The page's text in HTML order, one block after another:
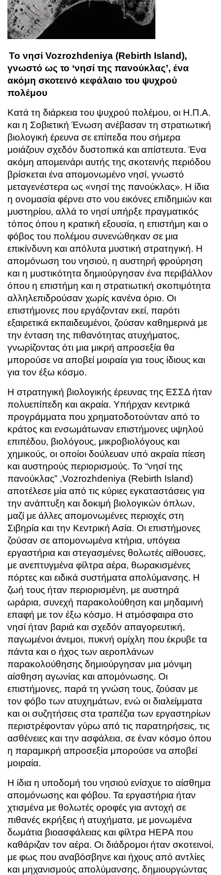
Το νησί Vozrozhdeniya (Rebirth Island),
γνωστό ως το ‘νησί της πανούκλας’, ένα
ακόμη σκοτεινό κεφάλαιο του ψυχρού
πολέμου
Κατά τη διάρκεια του ψυχρού πολέμου, οι Η.Π.Α.
και η Σοβιετική Ένωση ανέβασαν τη στρατιωτική
βιολογική έρευνα σε επίπεδα που σήμερα
μοιάζουν σχεδόν δυστοπικά και απίστευτα. Ένα
ακόμη απομεινάρι αυτής της σκοτεινής περιόδου
βρίσκεται ένα απομονωμένο νησί, γνωστό
μεταγενέστερα ως «νησί της πανούκλας». Η ίδια
η ονομασία φέρνει στο νου εικόνες επιδημιών και
μυστηρίου, αλλά το νησί υπήρξε πραγματικός
τόπος όπου η κρατική εξουσία, η επιστήμη και ο
φόβος του πολέμου συνενώθηκαν σε μια
επικίνδυνη και απόλυτα μυστική στρατηγική. Η
απομόνωση του νησιού, η αυστηρή φρούρηση
και η μυστικότητα δημιούργησαν ένα περιβάλλον
όπου η επιστήμη και η στρατιωτική σκοπιμότητα
αλληλεπιδρούσαν χωρίς κανένα όριο. Οι
επιστήμονες που εργάζονταν εκεί, παρότι
εξαιρετικά εκπαιδευμένοι, ζούσαν καθημερινά με
την ένταση της πιθανότητας ατυχήματος,
γνωρίζοντας ότι μια μικρή απροσεξία θα
μπορούσε να αποβεί μοιραία για τους ίδιους και
για τον έξω κόσμο.
Η στρατηγική βιολογικής έρευνας της ΕΣΣΔ ήταν
πολυεπίπεδη και ακραία. Υπήρχαν κεντρικά
προγράμματα που χρηματοδοτούνταν από το
κράτος και ενσωμάτωναν επιστήμονες υψηλού
επιπέδου, βιολόγους, μικροβιολόγους και
χημικούς, οι οποίοι δούλευαν υπό ακραία πίεση
και αυστηρούς περιορισμούς. Το “νησί της
πανούκλας” ,Vozrozhdeniya (Rebirth Island)
αποτέλεσε μία από τις κύριες εγκαταστάσεις για
την ανάπτυξη και δοκιμή βιολογικών όπλων,
μαζί με άλλες απομονωμένες περιοχές στη
Σιβηρία και την Κεντρική Ασία. Οι επιστήμονες
ζούσαν σε απομονωμένα κτήρια, υπόγεια
εργαστήρια και στεγασμένες θολωτές αίθουσες,
με ανεπτυγμένα φίλτρα αέρα, θωρακισμένες
πόρτες και ειδικά συστήματα απολύμανσης. Η
ζωή τους ήταν περιορισμένη, με αυστηρά
ωράρια, συνεχή παρακολούθηση και μηδαμινή
επαφή με τον έξω κόσμο. Η ατμόσφαιρα στο
νησί ήταν βαριά και σχεδόν απαγορευτική,
παγωμένοι άνεμοι, πυκνή ομίχλη που έκρυβε τα
πάντα και ο ήχος των αεροπλάνων
παρακολούθησης δημιούργησαν μια μόνιμη
αίσθηση αγωνίας και απομόνωσης. Οι
επιστήμονες, παρά τη γνώση τους, ζούσαν με
τον φόβο των ατυχημάτων, ενώ οι διαλείμματα
και οι συζητήσεις στα τραπέζια των εργαστηρίων
περιστρέφονταν γύρω από τις παρατηρήσεις, τις
ασθένειες και την ασφάλεια, σε έναν κόσμο όπου
η παραμικρή απροσεξία μπορούσε να αποβεί
μοιραία.
Η ίδια η υποδομή του νησιού ενίσχυε το αίσθημα
απομόνωσης και φόβου. Τα εργαστήρια ήταν
χτισμένα με θολωτές οροφές για αντοχή σε
πιθανές εκρήξεις ή ατυχήματα, με μονωμένα
δωμάτια βιοασφάλειας και φίλτρα HEPA που
καθάριζαν τον αέρα. Οι διάδρομοι ήταν σκοτεινοί,
με φως που αναβόσβηνε και ήχους από αντλίες
και μηχανισμούς απολύμανσης, δημιουργώντας